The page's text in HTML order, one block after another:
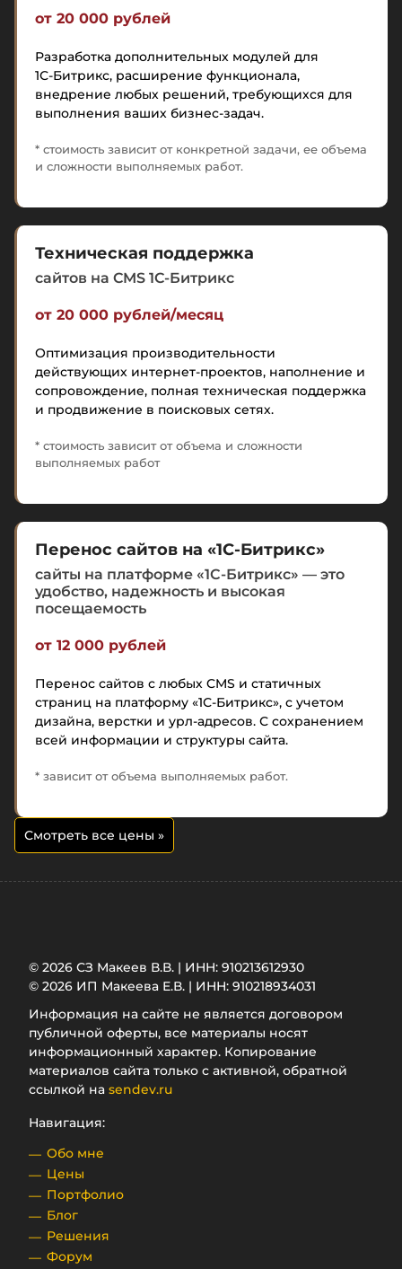
от 20 000 рублей
Разработка дополнительных модулей для
1С-Битрикс, расширение функционала,
внедрение любых решений, требующихся для
выполнения ваших бизнес-задач.
* стоимость зависит от конкретной задачи, ее объема
и сложности выполняемых работ.
Техническая поддержка
сайтов на CMS 1C-Битрикс
от 20 000 рублей/месяц
Оптимизация производительности
действующих интернет-проектов, наполнение и
сопровождение, полная техническая поддержка
и продвижение в поисковых сетях.
* стоимость зависит от объема и сложности
выполняемых работ
Перенос сайтов на «1С-Битрикс»
сайты на платформе «1С-Битрикс» — это
удобство, надежность и высокая
посещаемость
от 12 000 рублей
Перенос сайтов с любых CMS и статичных
страниц на платформу «1С-Битрикс», с учетом
дизайна, верстки и урл-адресов. С сохранением
всей информации и структуры сайта.
* зависит от объема выполняемых работ.
Смотреть все цены »
© 2026 СЗ Макеев В.В. | ИНН: 910213612930
© 2026 ИП Макеева Е.В. | ИНН: 910218934031
Информация на сайте не является договором
публичной оферты, все материалы носят
информационный характер. Копирование
материалов сайта только с активной, обратной
ссылкой на sendev.ru
Навигация:
Обо мне
Цены
Портфолио
Блог
Решения
Форум